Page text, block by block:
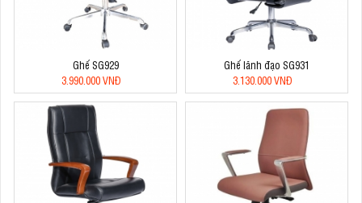
Ghế SG929
3.990.000 VNĐ
Ghế lãnh đạo SG931
3.130.000 VNĐ